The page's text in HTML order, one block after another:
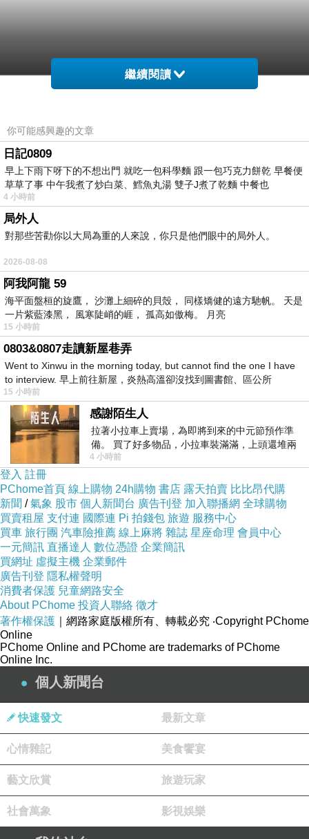
繼續閱讀
你可能感興趣的文章
日記0809
早上下雨下呀下的不想出門 就吃一包科學麵 跟一包巧克力餅乾 早餐便
草草了事 中午我煮了炒白菜、鱈魚丸湯 雙子J煮了乾麵 中餐也
4 小時前
局外人
對那些苦勸你以大局為重的人來說，你只是他們眼中的局外人。
2026-08-08
阿我阿龍 59
海平面盤桓的旋鷹， 沙灘上細碎的貝殼， 同樣矯健的遠方馳帆。 天是
一片紫藍漆黑， 風寒陡峭的崕， 孤高如傲梅。 月亮
15 小時前
0803&0807走讀新屋巷弄
Went to Xinwu in the morning today, but cannot find the one I have
to interview. 早上前往新屋，炎熱高溫卻沒找到圖書館、區公所
15 小時前
感謝陌生人
拉著小拉車上賣場，為即將到來的中元節預作準
備。 買了好多物品，小拉車裝滿滿，上頭還堆兩
紙箱。 雖辛苦了點，這點程度我一個人搬
4 小時前
登入 註冊
PChome首頁 線上購物 24h購物 書店 露天拍賣 比比昂代購
新聞 /氣象 股市 個人新聞台 廣告刊登 加入聯播網 全球購物
買賣租屋 支付連 國際連 Pi 拍錢包 旅遊 服務中心
買車 旅行團 汽車險推薦 線上麻將 雜誌 星座命理 會員中心
一元簡訊 直播達人 數位憑證 企業簡訊
買網址 虛擬主機 企業郵件
廣告刊登 隱私權聲明
消費者保護 兒童網路安全
About PChome 投資人聯絡 徵才
著作權保護 ｜網路家庭版權所有、轉載必究 ‧Copyright PChome
Online
PChome Online and PChome are trademarks of PChome
Online Inc.
個人新聞台
快速發文 最新文章
心情雜記 美食饗宴
藝文欣賞 旅遊玩家
社會萬象 影視娛樂